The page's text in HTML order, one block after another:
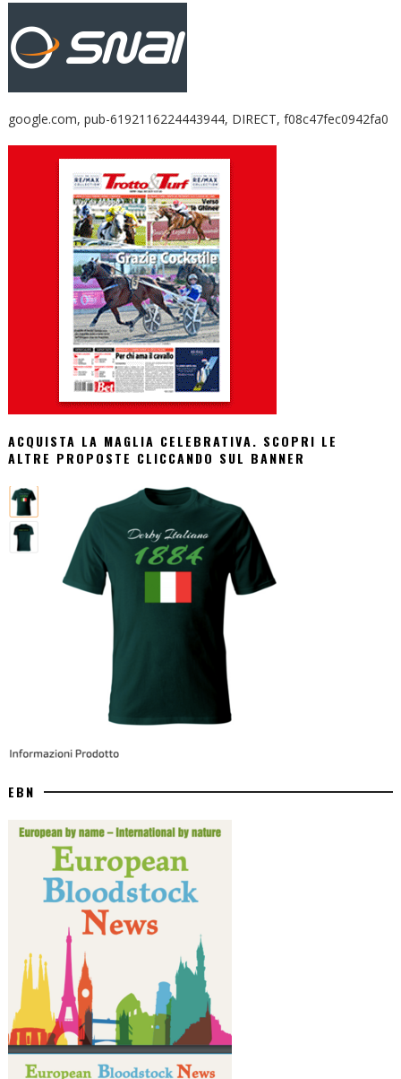
google.com, pub-6192116224443944, DIRECT, f08c47fec0942fa0
ACQUISTA LA MAGLIA CELEBRATIVA. SCOPRI LE
ALTRE PROPOSTE CLICCANDO SUL BANNER
EBN